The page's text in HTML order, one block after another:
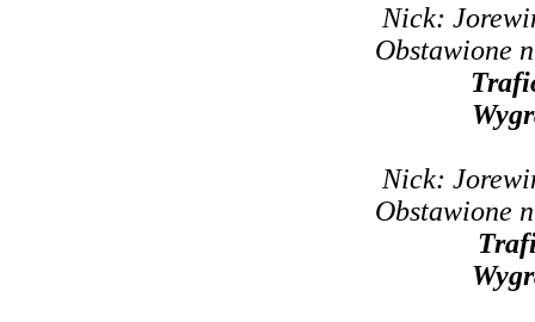
Nick:
Obstawione
Nick:
Obstawione